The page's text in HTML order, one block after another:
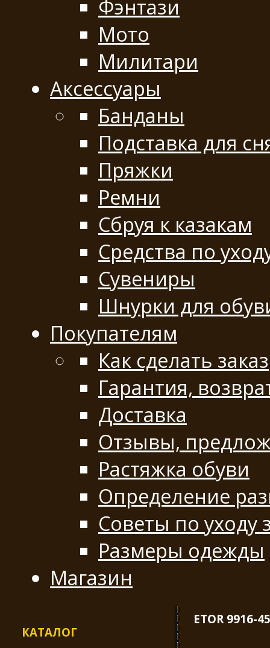
Фэнтази
Мото
Милитари
Аксессуары
Банданы
Подставка для
Пряжки
Ремни
Сбруя к казакам
Средства по
Сувениры
Шнурки для
Покупателям
Как сделать заказ
Гарантия,
Доставка
Отзывы,
Растяжка обуви
Определение
Советы по уходу
Размеры одежды
Магазин
КАТАЛОГ
ETOR 9916-